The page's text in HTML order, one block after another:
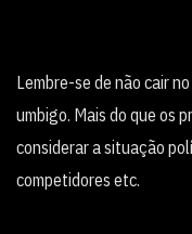
Lembre-se de não cair
umbigo. Mais do que os
considerar a situação
competidores etc.